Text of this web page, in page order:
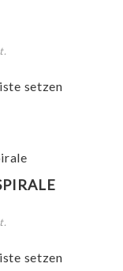
setzen
setzen